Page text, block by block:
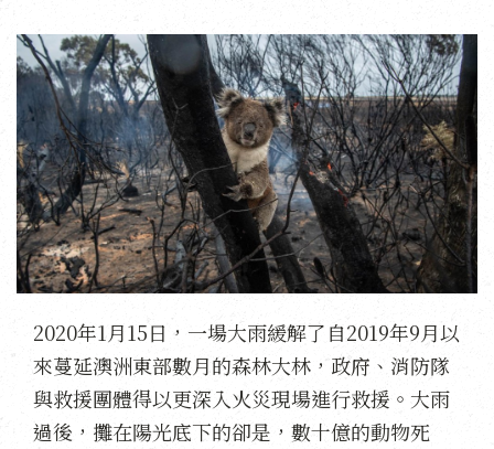
2020年1月15日，一場大雨緩解了自2019年9月以
來蔓延澳洲東部數月的森林大林，政府、消防隊
與救援團體得以更深入火災現場進行救援。大雨
過後，攤在陽光底下的卻是，數十億的動物死